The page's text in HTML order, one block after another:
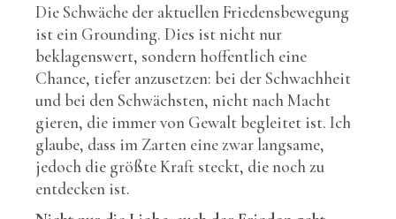
Die Schwäche der aktuellen Friedensbewegung
ist ein Grounding. Dies ist nicht nur
beklagenswert, sondern hoffentlich eine
Chance, tiefer anzusetzen: bei der Schwachheit
und bei den Schwächsten, nicht nach Macht
gieren, die immer von Gewalt begleitet ist. Ich
glaube, dass im Zarten eine zwar langsame,
jedoch die größte Kraft steckt, die noch zu
entdecken ist.